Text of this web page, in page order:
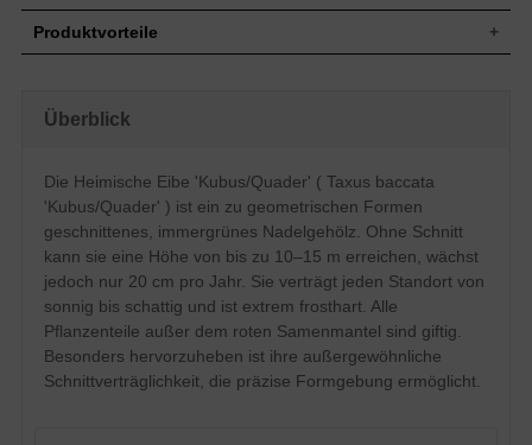
Zuwachs
Wuchsform
Frucht
Rote Beeren, nicht zum Verzehr geeignet
Blüte
Gelbe Köpfchen, im März und April
Boden
Bevorzugt frische bis feuchte, gut
durchlässige und nahrhafte Untergründe,
insgesamt jedoch standorttolerant
Standort
Sonnig bis schattig
Verwendung
Einzelelement, Gruppenbepflanzung,
Alleebereich, Kübelpflanze, Paarelement
Die Taxus baccata gehört zu den am
Produktvorteile
eignet sich auch für schmale Hecken
starke, widerstandsfähige Wurzeln
verträgt keine extreme Trockenheit
verträgt keine Staunässe
geringer Jahreszuwachs
Überblick
Die Heimische Eibe 'Kubus/Quader' ( Taxus baccata
'Kubus/Quader' ) ist ein zu geometrischen Formen
geschnittenes, immergrünes Nadelgehölz. Ohne Schnitt
kann sie eine Höhe von bis zu 10–15 m erreichen, wächst
jedoch nur 20 cm pro Jahr. Sie verträgt jeden Standort von
sonnig bis schattig und ist extrem frosthart. Alle
Pflanzenteile außer dem roten Samenmantel sind giftig.
Besonders hervorzuheben ist ihre außergewöhnliche
Schnittverträglichkeit, die präzise Formgebung ermöglicht.